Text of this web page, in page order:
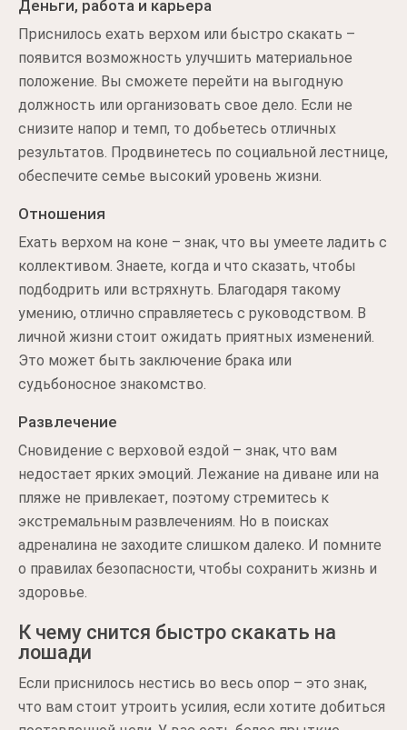
Деньги, работа и карьера
Приснилось ехать верхом или быстро скакать –
появится возможность улучшить материальное
положение. Вы сможете перейти на выгодную
должность или организовать свое дело. Если не
снизите напор и темп, то добьетесь отличных
результатов. Продвинетесь по социальной лестнице,
обеспечите семье высокий уровень жизни.
Отношения
Ехать верхом на коне – знак, что вы умеете ладить с
коллективом. Знаете, когда и что сказать, чтобы
подбодрить или встряхнуть. Благодаря такому
умению, отлично справляетесь с руководством. В
личной жизни стоит ожидать приятных изменений.
Это может быть заключение брака или
судьбоносное знакомство.
Развлечение
Сновидение с верховой ездой – знак, что вам
недостает ярких эмоций. Лежание на диване или на
пляже не привлекает, поэтому стремитесь к
экстремальным развлечениям. Но в поисках
адреналина не заходите слишком далеко. И помните
о правилах безопасности, чтобы сохранить жизнь и
здоровье.
К чему снится быстро скакать на
лошади
Если приснилось нестись во весь опор – это знак,
что вам стоит утроить усилия, если хотите добиться